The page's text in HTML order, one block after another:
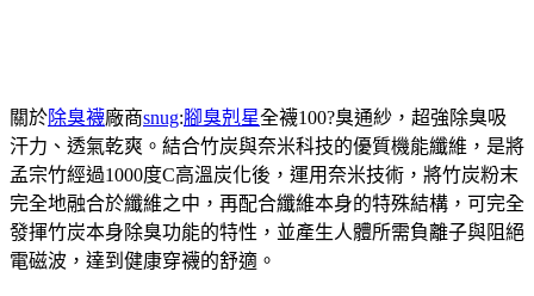
關於除臭襪廠商snug:腳臭剋星全襪100?臭通紗，超強除臭吸
汗力、透氣乾爽。結合竹炭與奈米科技的優質機能纖維，是將
孟宗竹經過1000度C高溫炭化後，運用奈米技術，將竹炭粉末
完全地融合於纖維之中，再配合纖維本身的特殊結構，可完全
發揮竹炭本身除臭功能的特性，並產生人體所需負離子與阻絕
電磁波，達到健康穿襪的舒適。